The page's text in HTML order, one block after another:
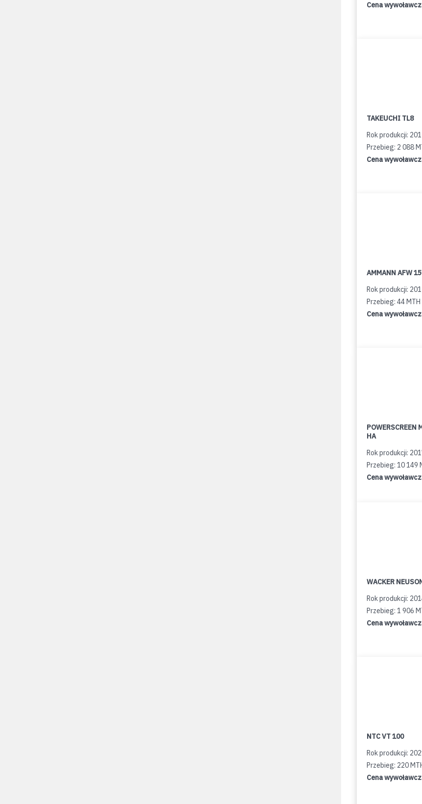
Cena
TAKEUCHI TL8
Rok produkcji:
Przebieg: 2 088
Cena
AMMANN AFW
Rok produkcji:
Przebieg: 44 MTH
Cena
POWERSCREEN
HA
Rok produkcji:
Przebieg: 10 149
Cena
WACKER
Rok produkcji:
Przebieg: 1 906
Cena
NTC VT 100
Rok produkcji:
Przebieg: 220
Cena